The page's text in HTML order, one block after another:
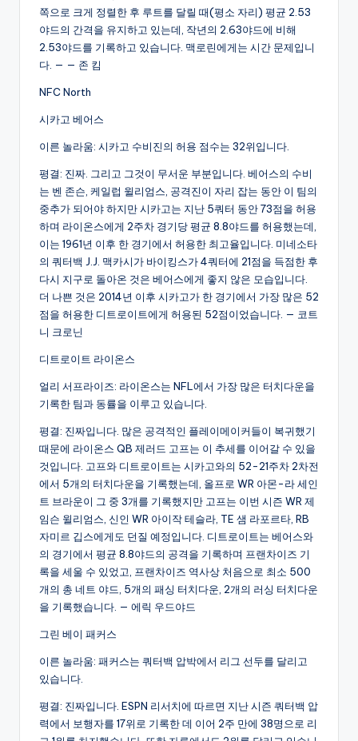
쪽으로 크게 정렬한 후 루트를 달릴 때(평소 자리) 평균 2.53
야드의 간격을 유지하고 있는데, 작년의 2.63야드에 비해
2.53야드를 기록하고 있습니다. 맥로린에게는 시간 문제입니
다. — — 존 킴
NFC North
시카고 베어스
이른 놀라움: 시카고 수비진의 허용 점수는 32위입니다.
평결: 진짜. 그리고 그것이 무서운 부분입니다. 베어스의 수비
는 벤 존슨, 케일럽 윌리엄스, 공격진이 자리 잡는 동안 이 팀의
중추가 되어야 하지만 시카고는 지난 5쿼터 동안 73점을 허용
하며 라이온스에게 2주차 경기당 평균 8.8야드를 허용했는데,
이는 1961년 이후 한 경기에서 허용한 최고율입니다. 미네소타
의 쿼터백 J.J. 맥카시가 바이킹스가 4쿼터에 21점을 득점한 후
다시 지구로 돌아온 것은 베어스에게 좋지 않은 모습입니다.
더 나쁜 것은 2014년 이후 시카고가 한 경기에서 가장 많은 52
점을 허용한 디트로이트에게 허용된 52점이었습니다. — 코트
니 크로닌
디트로이트 라이온스
얼리 서프라이즈: 라이온스는 NFL에서 가장 많은 터치다운을
기록한 팀과 동률을 이루고 있습니다.
평결: 진짜입니다. 많은 공격적인 플레이메이커들이 복귀했기
때문에 라이온스 QB 제러드 고프는 이 추세를 이어갈 수 있을
것입니다. 고프와 디트로이트는 시카고와의 52-21주차 2차전
에서 5개의 터치다운을 기록했는데, 올프로 WR 아몬-라 세인
트 브라운이 그 중 3개를 기록했지만 고프는 이번 시즌 WR 제
임슨 윌리엄스, 신인 WR 아이작 테슬라, TE 샘 라포르타, RB
자미르 깁스에게도 던질 예정입니다. 디트로이트는 베어스와
의 경기에서 평균 8.8야드의 공격을 기록하며 프랜차이즈 기
록을 세울 수 있었고, 프랜차이즈 역사상 처음으로 최소 500
개의 총 네트 야드, 5개의 패싱 터치다운, 2개의 러싱 터치다운
을 기록했습니다. — 에릭 우드야드
그린 베이 패커스
이른 놀라움: 패커스는 쿼터백 압박에서 리그 선두를 달리고
있습니다.
평결: 진짜입니다. ESPN 리서치에 따르면 지난 시즌 쿼터백 압
력에서 보행자를 17위로 기록한 데 이어 2주 만에 38명으로 리